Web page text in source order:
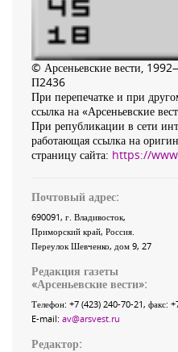
© Арсеньевские вести,
П2436
При перепечатке и при
ссылка на «Арсеньевские
При републикации в сети
работающая ссылка на
страницу сайта: https://
Почтовый адрес:
690091, г. Владивосток,
Приморский край, Россия
Переулок Шевченко, дом 9, 27
Редакция газеты
«Арсеньевские вести»:
Телефон: +7 (423) 240-70-21, факс:
E-mail: av@arsvest.ru
Редактор: